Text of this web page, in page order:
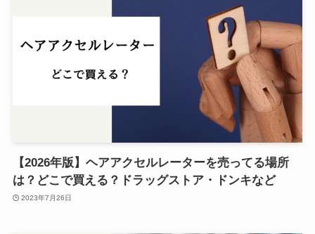
【2026年版】ヘアアクセルレーターを売ってる場所
は？どこで買える？ドラッグストア・ドンキなど
2023年7月26日